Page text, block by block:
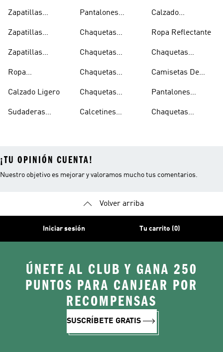
Zapatillas
Mujer
Zapatillas
Hombre
Zapatillas
Niños
Ropa
Calzado Ligero
Sudaderas
Capucha
Pantalones
Ligeros
Chaquetas
Chaquetas
Chaquetas
Hombre
Chaquetas
Mujer
Calcetines
Calzado
Ropa Reflectante
Chaquetas
Camisetas De
Pantalones
Chaquetas
¡TU OPINIÓN CUENTA!
Nuestro objetivo es mejorar y valoramos mucho tus comentarios.
Volver arriba
Iniciar sesión Tu carrito (0)
ÚNETE AL CLUB Y GANA 250
PUNTOS PARA CANJEAR POR
RECOMPENSAS
SUSCRÍBETE GRATIS